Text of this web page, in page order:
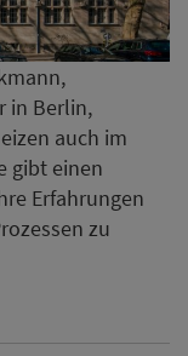
in Berlin,
auch im
gibt einen
Erfahrungen
zu